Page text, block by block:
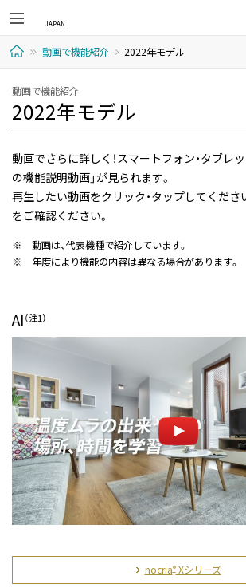
ホ
ー
動画で機能紹介 2022年モデル
動画で機能紹介
2022年モデル
動画でさらに詳しく！スマートフォン・タブレッ
の機能説明動画」が見られます。
再生したい動画をクリック・タップしてくださ
をご確認ください。
※
動画は、代表機種で紹介しています。
※
年度により機能の内容は異なる場合があります。
AI（注1）
nocria®Xシリーズ